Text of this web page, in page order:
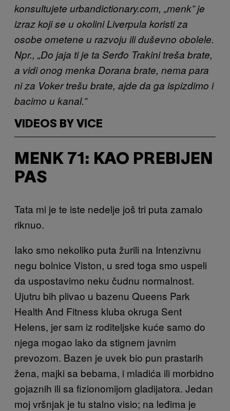
konsultujete urbandictionary.com, „menk” je
izraz koji se u okolini Liverpula koristi za
osobe ometene u razvoju ili duševno obolele.
Npr., „Do jaja ti je ta Serđo Trakini treša brate,
a vidi onog menka Dorana brate, nema para
ni za Voker trešu brate, ajde da ga ispizdimo i
bacimo u kanal.”
VIDEOS BY VICE
MENK 71: KAO PREBIJEN
PAS
Tata mi je te iste nedelje još tri puta zamalo
riknuo.
Iako smo nekoliko puta žurili na Intenzivnu
negu bolnice Viston, u sred toga smo uspeli
da uspostavimo neku čudnu normalnost.
Ujutru bih plivao u bazenu Queens Park
Health And Fitness kluba okruga Sent
Helens, jer sam iz roditeljske kuće samo do
njega mogao lako da stignem javnim
prevozom. Bazen je uvek bio pun prastarih
žena, majki sa bebama, i mladića ili morbidno
gojaznih ili sa fizionomijom gladijatora. Jedan
moj vršnjak je tu stalno visio; na leđima je